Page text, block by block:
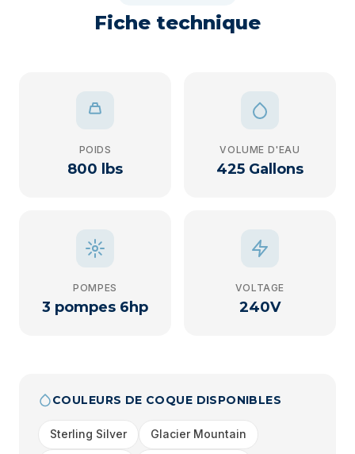
Fiche technique
POIDS
800 lbs
VOLUME D'EAU
425 Gallons
POMPES
3 pompes 6hp
VOLTAGE
240V
COULEURS DE COQUE DISPONIBLES
Sterling Silver Glacier Mountain